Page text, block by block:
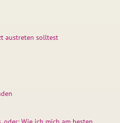
austreten solltest